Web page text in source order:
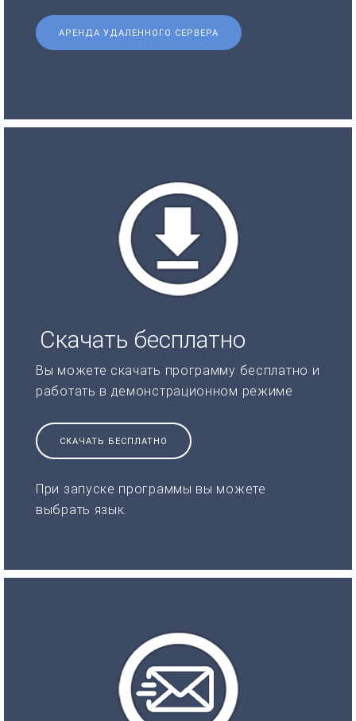
АРЕНДА УДАЛЕННОГО СЕРВЕРА
Скачать бесплатно
Вы можете скачать программу бесплатно и
работать в демонстрационном режиме
СКАЧАТЬ БЕСПЛАТНО
При запуске программы вы можете
выбрать язык.